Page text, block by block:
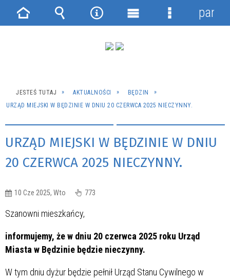
JESTEŚ TUTAJ AKTUALNOŚCI
BĘDZIN
URZĄD MIEJSKI W BĘDZINIE W DNIU 20 CZERWCA 2025 NIECZYNNY.
URZĄD MIEJSKI W BĘDZINIE W DNIU
20 CZERWCA 2025 NIECZYNNY.
10 Cze 2025, Wto 773
Szanowni mieszkańcy,
informujemy, że w dniu 20 czerwca 2025 roku Urząd
Miasta w Będzinie będzie nieczynny.
W tym dniu dyżur będzie pełnił Urząd Stanu Cywilnego w
Strona Wyszukiwarka
NarzędziaMenu
Menu
panel